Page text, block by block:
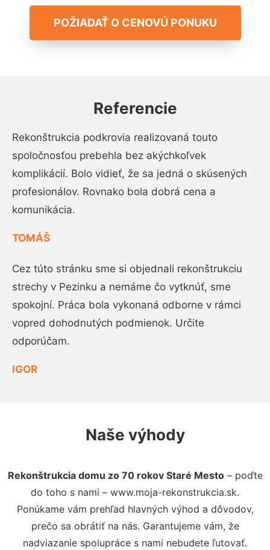
POŽIADAŤ O CENOVÚ PONUKU
Referencie
Rekonštrukcia podkrovia realizovaná touto
spoločnosťou prebehla bez akýchkoľvek
komplikácií. Bolo vidieť, že sa jedná o skúsených
profesionálov. Rovnako bola dobrá cena a
komunikácia.
TOMÁŠ
Cez túto stránku sme si objednali rekonštrukciu
strechy v Pezinku a nemáme čo vytknúť, sme
spokojní. Práca bola vykonaná odborne v rámci
vopred dohodnutých podmienok. Určite
odporúčam.
IGOR
Naše výhody
Rekonštrukcia domu zo 70 rokov Staré Mesto– poďte
do toho s nami – www.moja-rekonstrukcia.sk.
Ponúkame vám prehľad hlavných výhod a dôvodov,
prečo sa obrátiť na nás. Garantujeme vám, že
nadviazanie spolupráce s nami nebudete ľutovať.